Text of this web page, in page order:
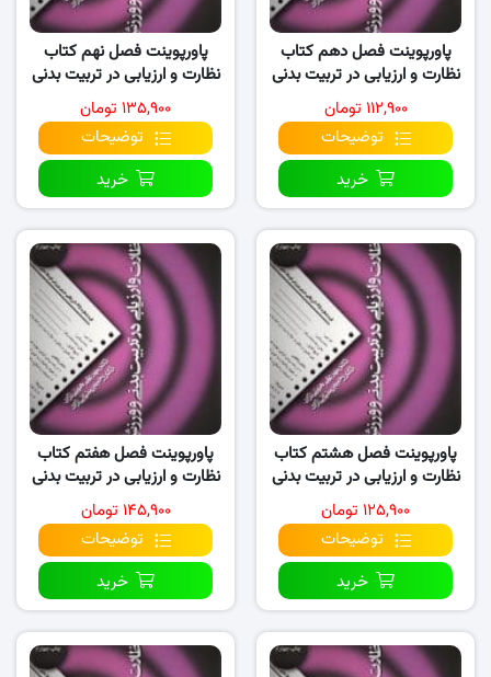
پاورپوینت فصل دهم کتاب
نظارت و ارزیابی در تربیت بدنی
و ورزش
۱۱۲,۹۰۰ تومان
توضیحات
خرید
پاورپوینت فصل نهم کتاب
نظارت و ارزیابی در تربیت بدنی
و ورزش
۱۳۵,۹۰۰ تومان
توضیحات
خرید
پاورپوینت فصل هشتم کتاب
نظارت و ارزیابی در تربیت بدنی
و ورزش
۱۲۵,۹۰۰ تومان
توضیحات
خرید
پاورپوینت فصل هفتم کتاب
نظارت و ارزیابی در تربیت بدنی
و ورزش
۱۴۵,۹۰۰ تومان
توضیحات
خرید